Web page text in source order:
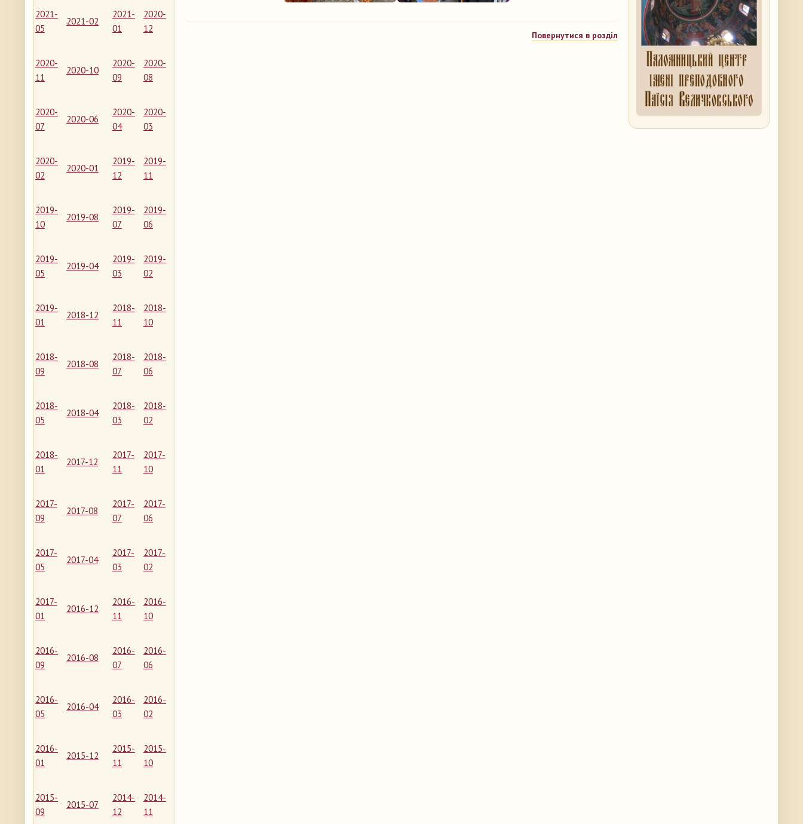
2021-
05
2021-02
2021-
01
2020-
12
2020-
11
2020-10
2020-
09
2020-
08
2020-
07
2020-06
2020-
04
2020-
03
2020-
02
2020-01
2019-
12
2019-
11
2019-
10
2019-08
2019-
07
2019-
06
2019-
05
2019-04
2019-
03
2019-
02
2019-
01
2018-12
2018-
11
2018-
10
2018-
09
2018-08
2018-
07
2018-
06
2018-
05
2018-04
2018-
03
2018-
02
2018-
01
2017-12
2017-
11
2017-
10
2017-
09
2017-08
2017-
07
2017-
06
2017-
05
2017-04
2017-
03
2017-
02
2017-
01
2016-12
2016-
11
2016-
10
2016-
09
2016-08
2016-
07
2016-
06
2016-
05
2016-04
2016-
03
2016-
02
2016-
01
2015-12
2015-
11
2015-
10
2015-
09
2015-07
2014-
12
2014-
11
Повернутися в розділ